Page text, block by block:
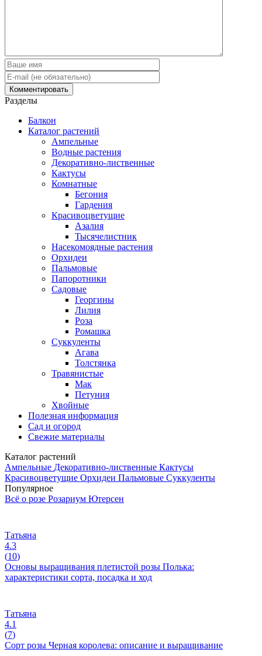
Разделы
Балкон
Каталог растений
Ампельные
Водные растения
Декоративно-лиственные
Кактусы
Комнатные
Бегония
Гардения
Красивоцветущие
Азалия
Тысячелистник
Насекомоядные растения
Орхидеи
Пальмовые
Папоротники
Садовые
Георгины
Лилия
Роза
Ромашка
Суккуленты
Агава
Толстянка
Травянистые
Мак
Петуния
Хвойные
Полезная информация
Сад и огород
Свежие материалы
Каталог растений
Ампельные Декоративно-лиственные Кактусы
Красивоцветущие Орхидеи Пальмовые Суккуленты
Популярное
Всё о розе Розариум Ютерсен
Татьяна
4.3
(10)
Основы выращивания плетистой розы Полька:
характеристики сорта, посадка и ход
Татьяна
4.1
(7)
Сорт розы Черная королева: описание и выращивание